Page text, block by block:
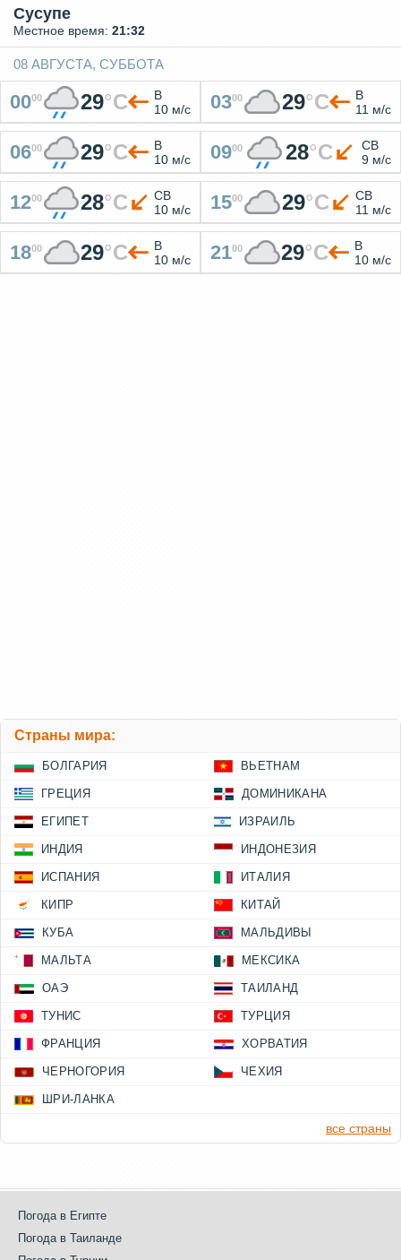
Сусупе
Местное время: 21:32
08 АВГУСТА, СУББОТА
0000 29°C
В
10 м/с
0300 29°C
В
11 м/с
0600 29°C
В
10 м/с
0900 28°C
СВ
9 м/с
1200 28°C
СВ
10 м/с
1500 29°C
СВ
11 м/с
1800 29°C
В
10 м/с
2100 29°C
В
10 м/с
Страны мира:
БОЛГАРИЯ ВЬЕТНАМ
ГРЕЦИЯ ДОМИНИКАНА
ЕГИПЕТ ИЗРАИЛЬ
ИНДИЯ ИНДОНЕЗИЯ
ИСПАНИЯ ИТАЛИЯ
КИПР КИТАЙ
КУБА МАЛЬДИВЫ
МАЛЬТА МЕКСИКА
ОАЭ ТАИЛАНД
ТУНИС ТУРЦИЯ
ФРАНЦИЯ ХОРВАТИЯ
ЧЕРНОГОРИЯ ЧЕХИЯ
ШРИ-ЛАНКА
все страны
Погода в Египте
Погода в Таиланде